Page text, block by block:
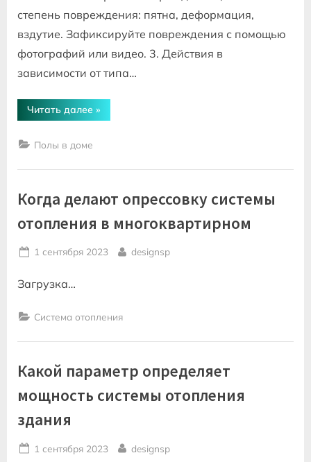
степень повреждения: пятна, деформация,
вздутие. Зафиксируйте повреждения с помощью
фотографий или видео. 3. Действия в
зависимости от типа…
Читать далее “Затопили
квартиру
»
Полы в доме
Когда делают опрессовку системы
отопления в многоквартирном
Posted
1 сентября 2023 By
designsp
Загрузка…
Система отопления
Какой параметр определяет
мощность системы отопления
здания
Posted
1 сентября 2023 By
designsp